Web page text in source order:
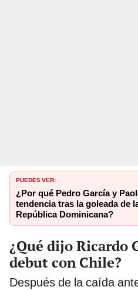
PUEDES VER:
¿Por qué Pedro García y
tendencia tras la goleada de
República Dominicana?
¿Qué dijo Ricardo
debut con Chile?
Después de la caída